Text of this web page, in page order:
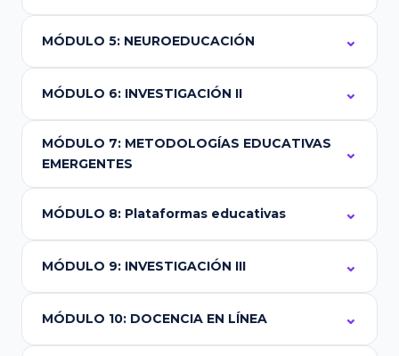
MÓDULO 5: NEUROEDUCACIÓN
MÓDULO 6: INVESTIGACIÓN II
MÓDULO 7: METODOLOGÍAS EDUCATIVAS
EMERGENTES
MÓDULO 8: Plataformas educativas
MÓDULO 9: INVESTIGACIÓN III
MÓDULO 10: DOCENCIA EN LÍNEA